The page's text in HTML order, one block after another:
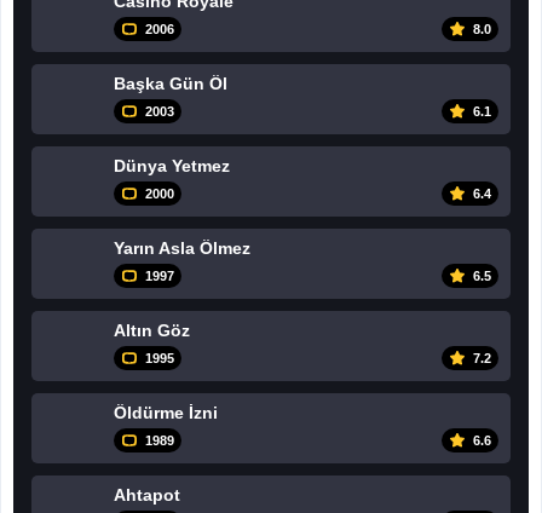
2006 8.0
Başka Gün Öl
2003 6.1
Dünya Yetmez
2000 6.4
Yarın Asla Ölmez
1997 6.5
Altın Göz
1995 7.2
Öldürme İzni
1989 6.6
Ahtapot